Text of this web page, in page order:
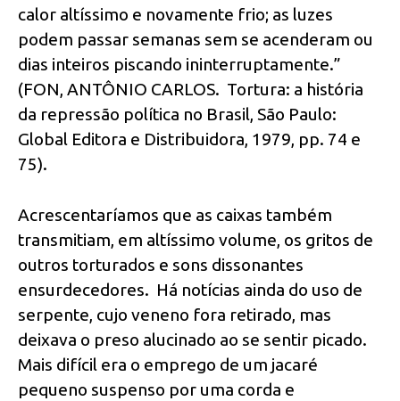
calor altíssimo e novamente frio; as luzes
podem passar semanas sem se acenderam ou
dias inteiros piscando ininterruptamente.”
(FON, ANTÔNIO CARLOS. Tortura: a história
da repressão política no Brasil, São Paulo:
Global Editora e Distribuidora, 1979, pp. 74 e
75).
Acrescentaríamos que as caixas também
transmitiam, em altíssimo volume, os gritos de
outros torturados e sons dissonantes
ensurdecedores. Há notícias ainda do uso de
serpente, cujo veneno fora retirado, mas
deixava o preso alucinado ao se sentir picado.
Mais difícil era o emprego de um jacaré
pequeno suspenso por uma corda e